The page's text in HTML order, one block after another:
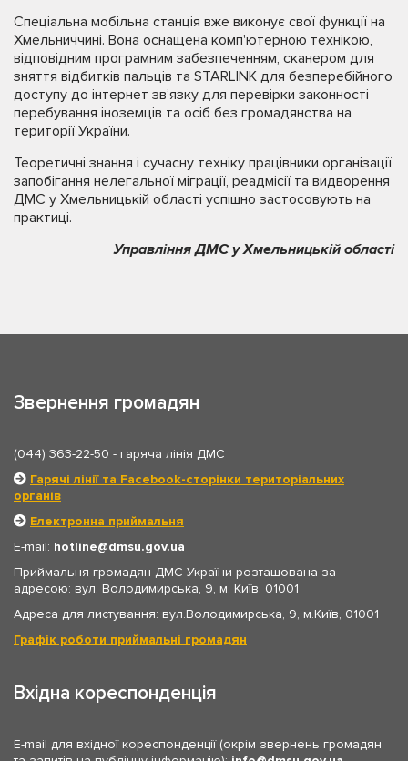
Спеціальна мобільна станція вже виконує свої функції на
Хмельниччині. Вона оснащена комп'ютерною технікою,
відповідним програмним забезпеченням, сканером для
зняття відбитків пальців та STARLINK для безперебійного
доступу до інтернет зв’язку для перевірки законності
перебування іноземців та осіб без громадянства на
території України.
Теоретичні знання і сучасну техніку працівники організації
запобігання нелегальної міграції, реадмісії та видворення
ДМС у Хмельницькій області успішно застосовують на
практиці.
Управління ДМС у Хмельницькій області
Звернення громадян
(044) 363-22-50 - гаряча лінія ДМС
Гарячі лінії та Facebook-сторінки територіальних
органів
Електронна приймальня
E-mail: hotline
dmsu.gov.ua
Приймальня громадян ДМС України розташована за
адресою: вул. Володимирська, 9, м. Київ, 01001
Адреса для листування: вул.Володимирська, 9, м.Київ, 01001
Графік роботи приймальні громадян
Вхідна кореспонденція
E-mail для вхідної кореспонденції (окрім звернень громадян